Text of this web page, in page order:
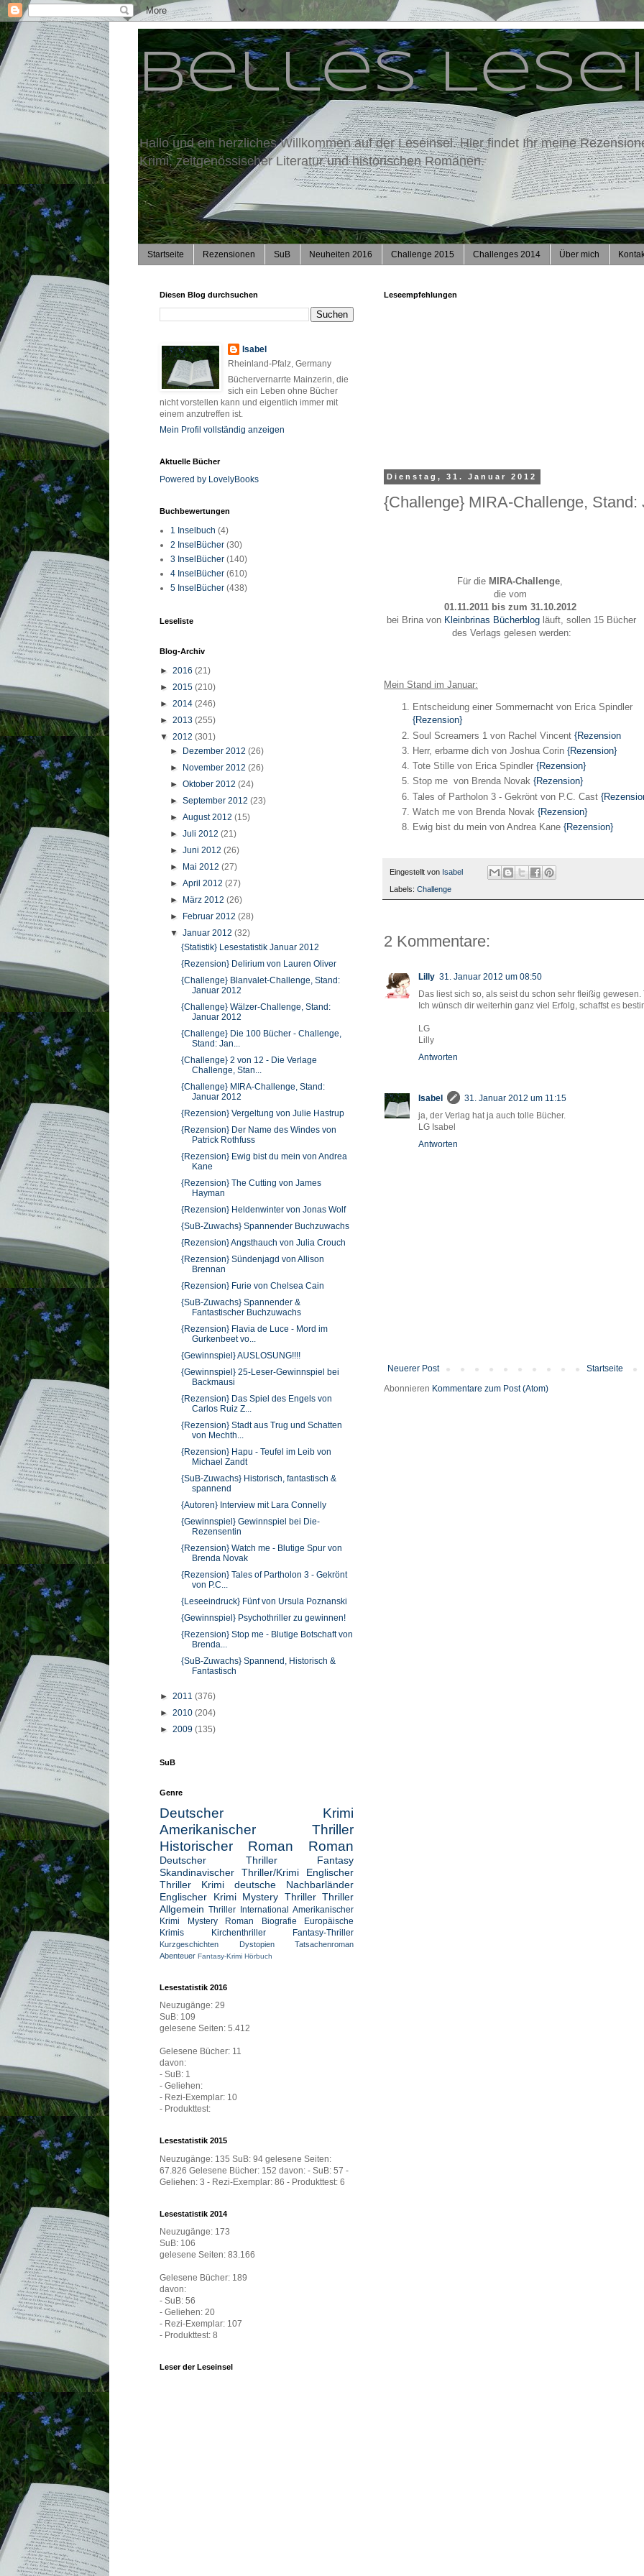
Belles
Hallo und ein herzliches Willkommen auf der Leseinsel. Hier findet Ihr meine
Krimi, zeitgenössischer Literatur und historischen Romanen.
Startseite Rezensionen SuB Neuheiten 2016 Challenge 2015 Challenges 2014 Über mich
Leseempfehlungen
Dienstag, 31. Januar 2012
{Challenge} MIRA-Challenge, Stand:
Für die MIRA-Challenge,
die vom
01.11.2011 bis zum 31.10.2012
bei Brina von Kleinbrinas Bücherblog läuft, sollen 15 Bücher
des Verlags gelesen werden:
Mein Stand im Januar:
Entscheidung einer Sommernacht von Erica Spindler
{Rezension}
Soul Screamers 1 von Rachel Vincent {Rezension
Herr, erbarme dich von Joshua Corin {Rezension}
Tote Stille von Erica Spindler {Rezension}
Stop me von Brenda Novak {Rezension}
Tales of Partholon 3 - Gekrönt von P.C. Cast
Watch me von Brenda Novak {Rezension}
Ewig bist du mein von Andrea Kane {Rezension}
Eingestellt von Isabel
Labels: Challenge
2 Kommentare:
Lilly 31. Januar 2012 um 08:50
Das liest sich so, als seist du schon sehr fleißig gewesen.
Ich wünsch dir weiterhin ganz viel Erfolg, schaffst es
LG
Lilly
Antworten
Isabel
31. Januar 2012 um 11:15
ja, der Verlag hat ja auch tolle Bücher.
LG Isabel
Antworten
Neuerer Post
Startseite
Abonnieren Kommentare zum Post (Atom)
Diesen Blog durchsuchen
Isabel
Rheinland-Pfalz, Germany
Büchervernarrte Mainzerin, die
sich ein Leben ohne Bücher
nicht vorstellen kann und eigentlich immer mit
einem anzutreffen ist.
Mein Profil vollständig anzeigen
Aktuelle Bücher
Powered by LovelyBooks
Buchbewertungen
1 Inselbuch (4)
2 InselBücher (30)
3 InselBücher (140)
4 InselBücher (610)
5 InselBücher (438)
Leseliste
Blog-Archiv
► 2016 (21)
► 2015 (210)
► 2014 (246)
► 2013 (255)
▼ 2012 (301)
►
Dezember 2012(26)
►
November 2012(26)
►Oktober 2012(24)
►September 2012(23)
►August 2012(15)
►Juli 2012(21)
►Juni 2012(26)
►
Mai 2012(27)
►April 2012(27)
►
März 2012(26)
►
Februar 2012(28)
▼Januar 2012(32)
{Statistik} Lesestatistik Januar 2012
{Rezension} Delirium von Lauren Oliver
{Challenge} Blanvalet-Challenge, Stand:
Januar 2012
{Challenge} Wälzer-Challenge, Stand:
Januar 2012
{Challenge} Die 100 Bücher - Challenge,
Stand: Jan...
{Challenge} 2 von 12 - Die Verlage
Challenge, Stan...
{Challenge} MIRA-Challenge, Stand:
Januar 2012
{Rezension} Vergeltung von Julie Hastrup
{Rezension} Der Name des Windes von
Patrick Rothfuss
{Rezension} Ewig bist du mein von Andrea
Kane
{Rezension} The Cutting von James
Hayman
{Rezension} Heldenwinter von Jonas Wolf
{SuB-Zuwachs} Spannender Buchzuwachs
{Rezension} Angsthauch von Julia Crouch
{Rezension} Sündenjagd von Allison
Brennan
{Rezension} Furie von Chelsea Cain
{SuB-Zuwachs} Spannender &
Fantastischer Buchzuwachs
{Rezension} Flavia de Luce - Mord im
Gurkenbeet vo...
{Gewinnspiel} AUSLOSUNG!!!!
{Gewinnspiel} 25-Leser-Gewinnspiel bei
Backmausi
{Rezension} Das Spiel des Engels von
Carlos Ruiz Z...
{Rezension} Stadt aus Trug und Schatten
von Mechth...
{Rezension} Hapu - Teufel im Leib von
Michael Zandt
{SuB-Zuwachs} Historisch, fantastisch &
spannend
{Autoren} Interview mit Lara Connelly
{Gewinnspiel} Gewinnspiel bei Die-
Rezensentin
{Rezension} Watch me - Blutige Spur von
Brenda Novak
{Rezension} Tales of Partholon 3 - Gekrönt
von P.C...
{Leseeindruck} Fünf von Ursula Poznanski
{Gewinnspiel} Psychothriller zu gewinnen!
{Rezension} Stop me - Blutige Botschaft von
Brenda...
{SuB-Zuwachs} Spannend, Historisch &
Fantastisch
► 2011 (376)
► 2010 (204)
► 2009 (135)
SuB
Genre
Deutscher Krimi
Amerikanischer Thriller
Historischer Roman
Roman
Deutscher Thriller
Fantasy
Skandinavischer Thriller/Krimi
Englischer
Thriller
Krimi deutsche Nachbarländer
Englischer Krimi Mystery Thriller Thriller
Allgemein Thriller International Amerikanischer
Krimi
Mystery Roman Biografie
Europäische
Krimis
Kirchenthriller Fantasy-Thriller
Kurzgeschichten Dystopien
Tatsachenroman
Abenteuer Fantasy-Krimi Hörbuch
Lesestatistik 2016
Neuzugänge: 29
SuB: 109
gelesene Seiten: 5.412
Gelesene Bücher: 11
davon:
- SuB: 1
- Geliehen:
- Rezi-Exemplar: 10
- Produkttest:
Lesestatistik 2015
Neuzugänge: 135 SuB: 94 gelesene Seiten:
67.826 Gelesene Bücher: 152 davon: - SuB: 57 -
Geliehen: 3 - Rezi-Exemplar: 86 - Produkttest: 6
Lesestatistik 2014
Neuzugänge: 173
SuB: 106
gelesene Seiten: 83.166
Gelesene Bücher: 189
davon:
- SuB: 56
- Geliehen: 20
- Rezi-Exemplar: 107
- Produkttest: 8
Leser der Leseinsel